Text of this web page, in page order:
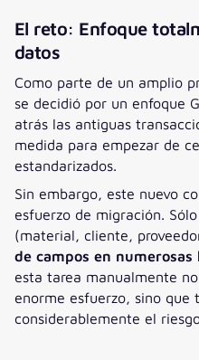
El reto: Enfoque
datos
Como parte de un amplio
se decidió por un enfoque
atrás las antiguas
medida para empezar de
estandarizados.
Sin embargo, este nuevo
esfuerzo de migración.
(material, cliente,
de campos en numerosas
esta tarea manualmente
enorme esfuerzo, sino
considerablemente el